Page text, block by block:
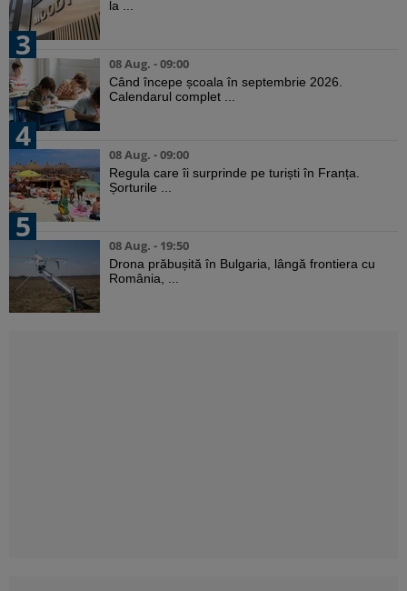
la ...
3
08 Aug. - 09:00
Când începe școala în septembrie 2026.
Calendarul complet ...
4
08 Aug. - 09:00
Regula care îi surprinde pe turiști în Franța.
Șorturile ...
5
08 Aug. - 19:50
Drona prăbușită în Bulgaria, lângă frontiera cu
România, ...